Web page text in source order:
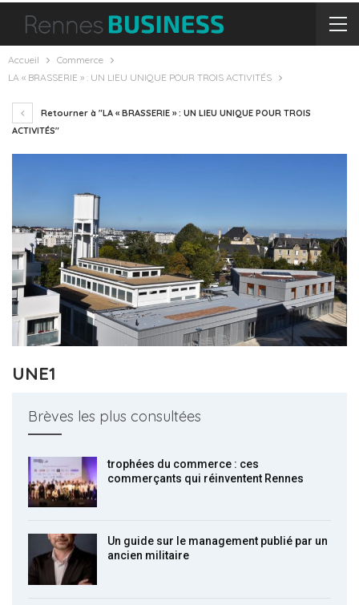
Accueil
Commerce
LA « BRASSERIE » : UN LIEU UNIQUE POUR TROIS ACTIVITÉS
Retourner à "LA « BRASSERIE » : UN LIEU UNIQUE POUR TROIS
ACTIVITÉS"
UNE1
Brèves les plus consultées
trophées du commerce : ces
commerçants qui réinventent Rennes
Un guide sur le management publié par un
ancien militaire